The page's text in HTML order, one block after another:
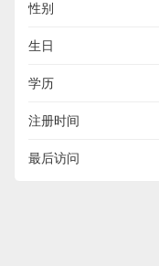
性别
生日
学历
注册时间
最后访问